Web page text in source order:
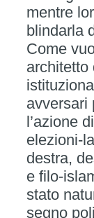
mentre
blindarla
Come
architetto
avversari
l’azione
elezioni-
destra,
e filo-
stato
segno